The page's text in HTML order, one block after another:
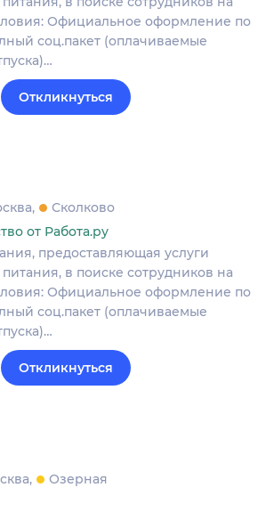
Официальное оформление по
соц.пакет (оплачиваемые
Откликнуться
Сколково
от Работа.ру
предоставляющая услуги
в поиске сотрудников на
Официальное оформление по
соц.пакет (оплачиваемые
Откликнуться
Озерная